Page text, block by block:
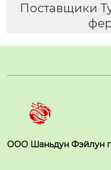
Поставщики
ООО Шаньдун Фэйлун